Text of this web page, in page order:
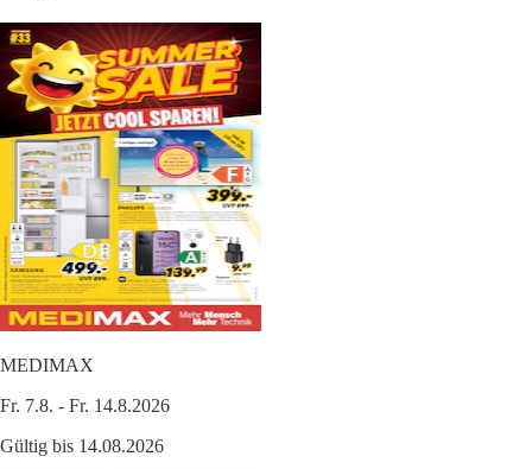
MEDIMAX
Fr. 7.8. - Fr. 14.8.2026
Gültig bis 14.08.2026